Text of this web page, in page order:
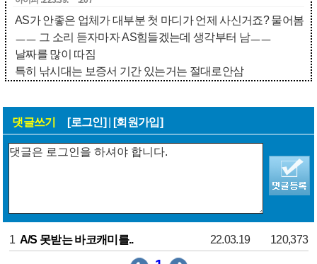
AS가 안좋은 업체가 대부분 첫 마디가 언제 사신거죠? 물어봄
ㅡㅡ 그 소리 듣자마자 AS힘들겠는데 생각부터 남ㅡㅡ
날짜를 많이 따짐
특히 낚시대는 보증서 기간 있는거는 절대로안삼
댓글쓰기 [로그인] [회원가입]
1 A/S 못받는 바코캐미를.. 22.03.19 120,373